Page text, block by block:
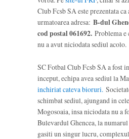
Club Fcsb SA este prezentata
urmatoarea adresa: B-dul
cod postal 061692. Problema e
nu a avut niciodata sediul acolo.
SC Fotbal Club Fcsb SA a fost
inceput, echipa avea sediul la
inchiriat cateva bioruri.
schimbat sediul, ajungand in
Mogosoaia, insa niciodata nu a
Bulevardul Ghencea, la numarul
gasiti un singur lucru,